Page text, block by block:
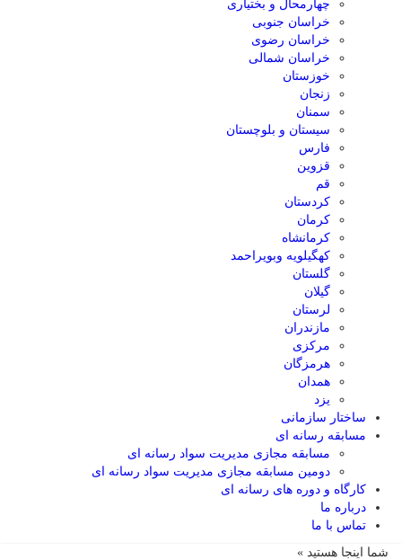
چهارمحال و بختیاری
خراسان جنوبی
خراسان رضوی
خراسان شمالی
خوزستان
زنجان
سمنان
سیستان و بلوچستان
فارس
قزوین
قم
کردستان
کرمان
کرمانشاه
کهگیلویه وبویراحمد
گلستان
گیلان
لرستان
مازندران
مرکزی
هرمزگان
همدان
یزد
ساختار سازمانی
مسابقه رسانه ای
مسابقه مجازی مدیریت سواد رسانه ای
دومین مسابقه مجازی مدیریت سواد رسانه ای
کارگاه و دوره های رسانه ای
درباره ما
تماس با ما
شما اینجا هستید »